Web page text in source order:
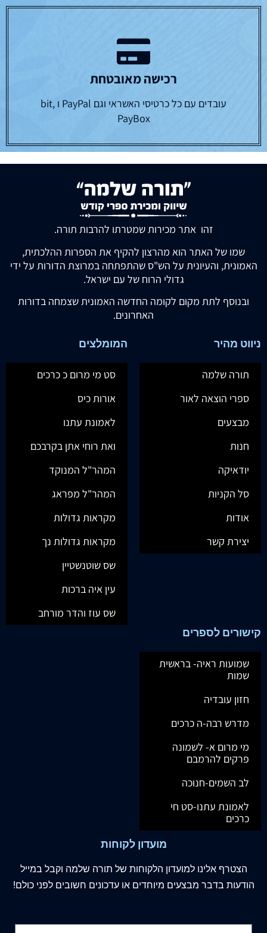
רכישה מאובטחת
עובדים עם כל כרטיסי האשראי וגם PayPal ו bit,
PayBox
זהו אתר מכירות שמטרתו להרבות תורה.
שמו של האתר הוא מהרצון להקיף את הספרות ההלכתית,
האמונית, והעיונית על הש"ס שהתפתחה במרוצת הדורות על ידי
גדולי הרוח של עם ישראל.
ובנוסף לתת מקום לקומה החדשה האמונית שצמחה בדורות
האחרונים.
ניווט מהיר
תורה שלמה
ספרי הוצאה לאור
מבצעים
חנות
יודאיקה
סל הקניות
אודות
יצירת קשר
המומלצים
סט מי מרום כ כרכים
אורות כיס
לאמונת עתנו
ואת רוחי אתן בקרבכם
המהר"ל המנוקד
המהר"ל מפראג
מקראות גדולות
מקראות גדולות נך
שס שוטנשטיין
עין איה ברכות
שס עוז והדר מורחב
קישורים לספרים
שמועות ראיה- בראשית
שמות
חזון עובדיה
מדרש רבה-ה כרכים
מי מרום א- לשמונה
פרקים להרמבם
לב השמים-חנוכה
לאמונת עתנו-סט חי
כרכים
מועדון לקוחות
הצטרף אלינו למועדון הלקוחות של תורה שלמה וקבל במייל
הודעות בדבר מבצעים מיוחדים או עדכונים חשובים לפני כולם!